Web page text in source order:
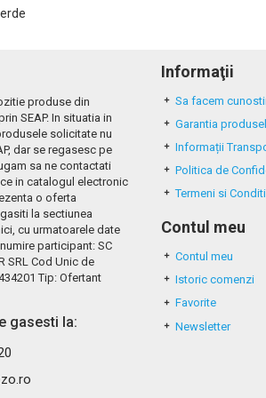
produse din
SEAP. In situatia in
solicitate nu
dar se regasesc pe
sa ne contactati
in catalogul electronic
o oferta
la sectiunea
cu urmatoarele date
participant: SC
SRL Cod Unic de
Tip: Ofertant
gasesti la:
Informaţii
Sa facem
Garantia
Informații
Politica de
Termeni si
Contul meu
Contul meu
Istoric comenzi
Favorite
Newsletter